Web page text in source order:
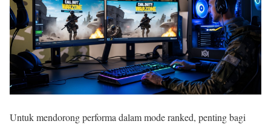
Untuk mendorong performa dalam mode ranked, penting bagi